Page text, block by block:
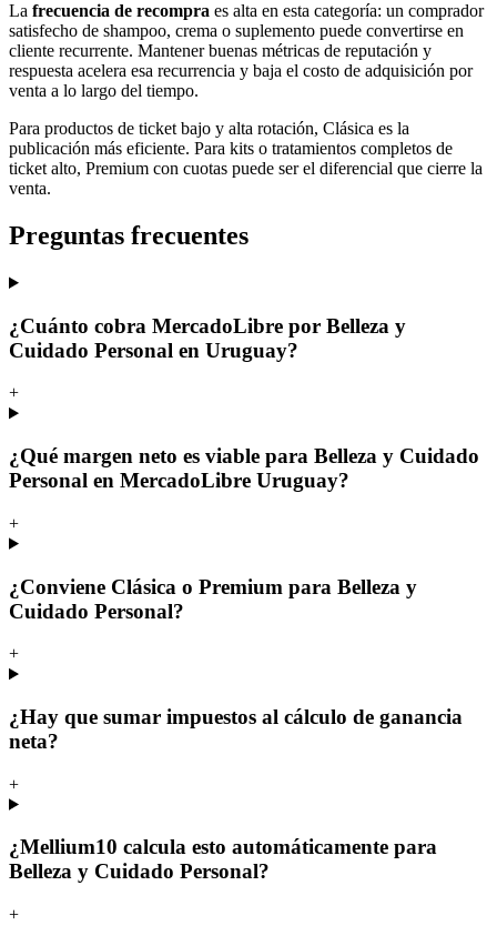
La frecuencia de recompra es alta en esta categoría: un comprador
satisfecho de shampoo, crema o suplemento puede convertirse en
cliente recurrente. Mantener buenas métricas de reputación y
respuesta acelera esa recurrencia y baja el costo de adquisición por
venta a lo largo del tiempo.
Para productos de ticket bajo y alta rotación, Clásica es la
publicación más eficiente. Para kits o tratamientos completos de
ticket alto, Premium con cuotas puede ser el diferencial que cierre la
venta.
Preguntas frecuentes
¿Cuánto cobra MercadoLibre por Belleza y
Cuidado Personal en Uruguay?
+
¿Qué margen neto es viable para Belleza y Cuidado
Personal en MercadoLibre Uruguay?
+
¿Conviene Clásica o Premium para Belleza y
Cuidado Personal?
+
¿Hay que sumar impuestos al cálculo de ganancia
neta?
+
¿Mellium10 calcula esto automáticamente para
Belleza y Cuidado Personal?
+